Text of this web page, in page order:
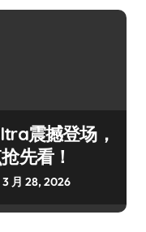
震撼登场，
先看！
3 月 28, 2026